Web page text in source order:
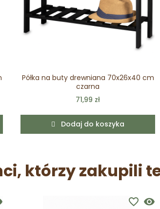
Półka na buty drewniana 70x26x40 cm
czarna
71,99 zł
Dodaj do koszyka
którzy zakupili
visibility
favorite_border